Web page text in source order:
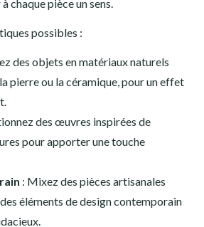
chaque pièce un sens.
possibles :
des objets en matériaux naturels
pierre ou la céramique, pour un effet
des œuvres inspirées de
pour apporter une touche
: Mixez des pièces artisanales
éléments de design contemporain